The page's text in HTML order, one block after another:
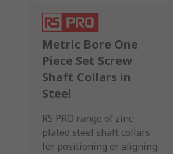
Metric Bore One
Piece Set Screw
Shaft Collars in
Steel
RS PRO range of zinc
plated steel shaft collars
for positioning or aligning